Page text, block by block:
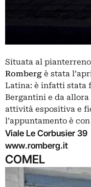
Situata al
Romberg è stata
Latina: è infatti stata
Bergantini e da
attività espositiva e
l’appuntamento è
Viale Le Corbusier 39
www.romberg.it
COMEL